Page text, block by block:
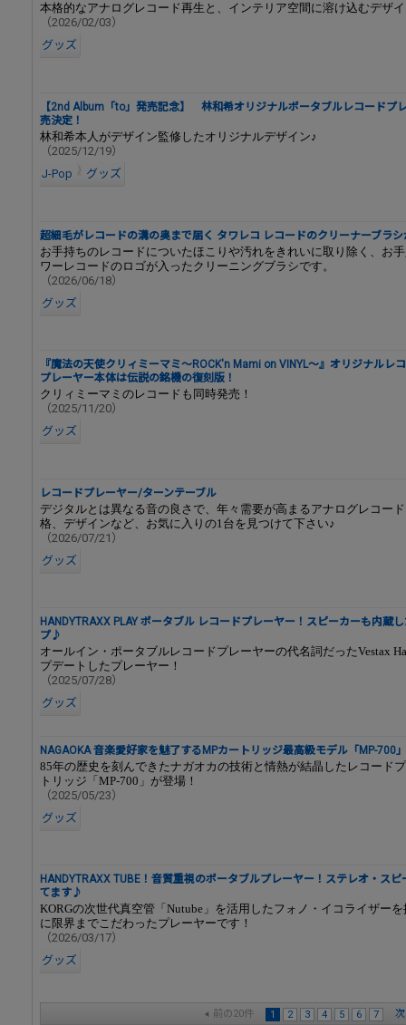
本格的なアナログレコード再生と、インテリア空間に溶け込むデザ
（2026/02/03）
グッズ
【2nd Album「to」発売記念】 林和希オリジナルポータブルレコードプ
売決定！
林和希本人がデザイン監修したオリジナルデザイン♪
（2025/12/19）
J-Pop
グッズ
超細毛がレコードの溝の奥まで届く タワレコ レコードのクリーナーブラシ
お手持ちのレコードについたほこりや汚れをきれいに取り除く、お
ワーレコードのロゴが入ったクリーニングブラシです。
（2026/06/18）
グッズ
『魔法の天使クリィミーマミ～ROCK'n Mami on VINYL～』オリジナルレ
プレーヤー本体は伝説の銘機の復刻版！
クリィミーマミのレコードも同時発売！
（2025/11/20）
グッズ
レコードプレーヤー/ターンテーブル
デジタルとは異なる音の良さで、年々需要が高まるアナログレコー
格、デザインなど、お気に入りの1台を見つけて下さい♪
（2026/07/21）
グッズ
HANDYTRAXX PLAY ポータブル レコードプレーヤー！スピーカーも内蔵
プ♪
オールイン・ポータブルレコードプレーヤーの代名詞だったVestax
プデートしたプレーヤー！
（2025/07/28）
グッズ
NAGAOKA 音楽愛好家を魅了するMPカートリッジ最高級モデル「MP-700」
85年の歴史を刻んできたナガオカの技術と情熱が結晶したレコード
トリッジ「MP-700」が登場！
（2025/05/23）
グッズ
HANDYTRAXX TUBE！音質重視のポータブルプレーヤー！ステレオ・ス
てます♪
KORGの次世代真空管「Nutube」を活用したフォノ・イコライザー
に限界までこだわったプレーヤーです！
（2026/03/17）
グッズ
前の20件 1 2 3 4 5 6 7